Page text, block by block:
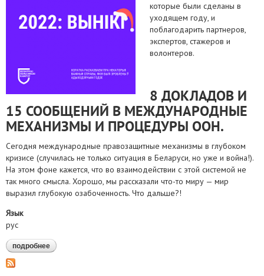
которые были сделаны в
уходящем году, и
поблагодарить партнеров,
экспертов, стажеров и
волонтеров.
8 ДОКЛАДОВ И
15 СООБЩЕНИЙ В МЕЖДУНАРОДНЫЕ
МЕХАНИЗМЫ И ПРОЦЕДУРЫ ООН.
Сегодня международные правозащитные механизмы в глубоком
кризисе (случилась не только ситуация в Беларуси, но уже и война!).
На этом фоне кажется, что во взаимодействии с этой системой не
так много смысла. Хорошо, мы рассказали что-то миру — мир
выразил глубокую озабоченность. Что дальше?!
Язык
рус
подробнее о белорусский хельсинкский комитет в 2022